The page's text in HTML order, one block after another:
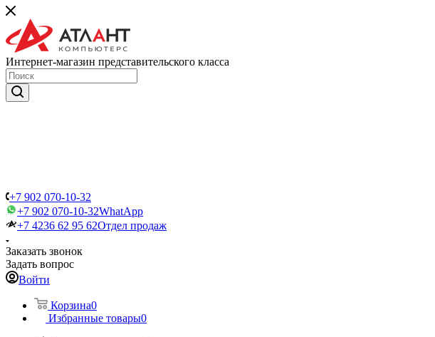
Интернет-магазин представительского класса
+7 902 070-10-32
+7 902 070-10-32WhatApp
+7 4236 62 95 62Отдел продаж
Заказать звонок
Задать вопрос
Войти
Корзина0
Избранные товары0